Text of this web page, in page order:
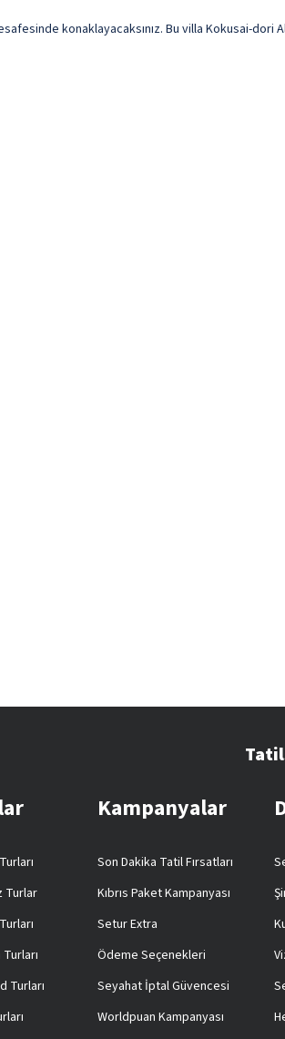
konaklayacaksınız. Bu villa Kokusai-dori
Turlar
Turları
Kampanyalar
Son Dakika Tatil Fırsatları
Kıbrıs Paket Kampanyası
Setur Extra
Ödeme Seçenekleri
Seyahat İptal Güvencesi
Worldpuan Kampanyası